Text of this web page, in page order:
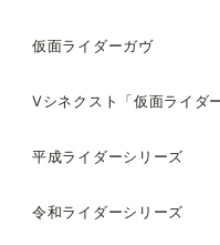
仮面ライダーガヴ
Vシネクスト「仮面ライダ
平成ライダーシリーズ
令和ライダーシリーズ